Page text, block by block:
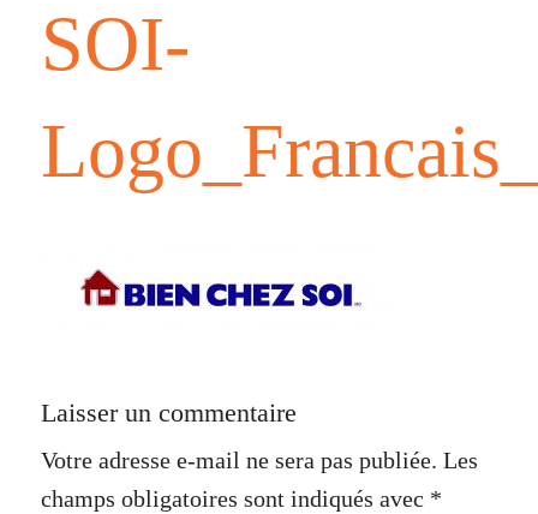
SOI-
Laisser un commentaire
Votre adresse e-mail ne sera pas publiée. Les
champs obligatoires sont indiqués avec *